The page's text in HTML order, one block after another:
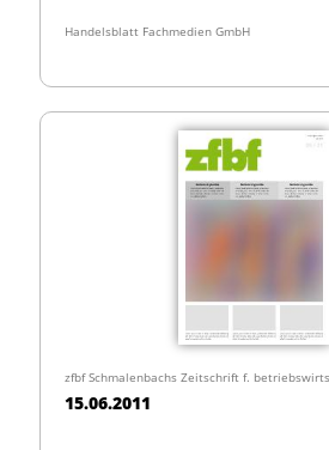
Handelsblatt Fachmedien GmbH
zfbf Schmalenbachs Zeitschrift f.
15.06.2011